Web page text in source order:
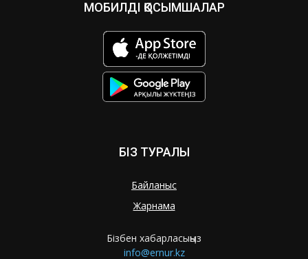
МОБИЛДІ ҚОСЫМШАЛАР
БІЗ ТУРАЛЫ
Байланыс
Жарнама
Бізбен хабарласыңыз
info@ernur.kz